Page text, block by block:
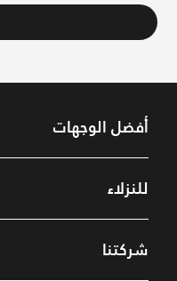
أفضل الوجهات
للنزلاء
شركتنا